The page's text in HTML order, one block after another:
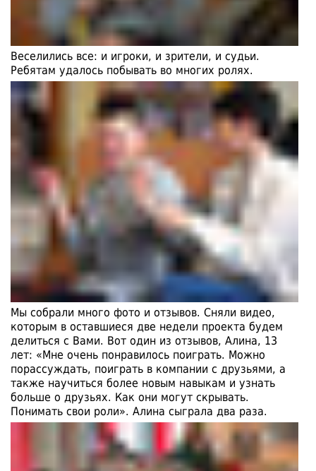
Веселились все: и игроки, и зрители, и судьи.
Ребятам удалось побывать во многих ролях.
Мы собрали много фото и отзывов. Сняли видео,
которым в оставшиеся две недели проекта будем
делиться с Вами. Вот один из отзывов, Алина, 13
лет: «Мне очень понравилось поиграть. Можно
порассуждать, поиграть в компании с друзьями, а
также научиться более новым навыкам и узнать
больше о друзьях. Как они могут скрывать.
Понимать свои роли». Алина сыграла два раза.